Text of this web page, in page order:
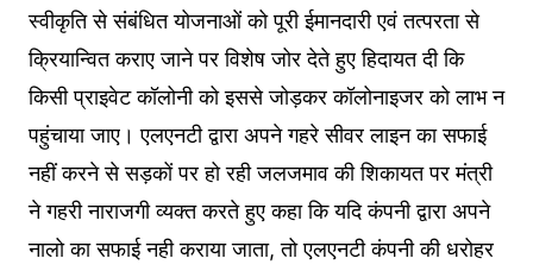
स्वीकृति से संबंधित योजनाओं को पूरी ईमानदारी एवं तत्परता से
क्रियान्वित कराए जाने पर विशेष जोर देते हुए हिदायत दी कि
किसी प्राइवेट कॉलोनी को इससे जोड़कर कॉलोनाइजर को लाभ न
पहुंचाया जाए। एलएनटी द्वारा अपने गहरे सीवर लाइन का सफाई
नहीं करने से सड़कों पर हो रही जलजमाव की शिकायत पर मंत्री
ने गहरी नाराजगी व्यक्त करते हुए कहा कि यदि कंपनी द्वारा अपने
नालो का सफाई नही कराया जाता, तो एलएनटी कंपनी की धरोहर